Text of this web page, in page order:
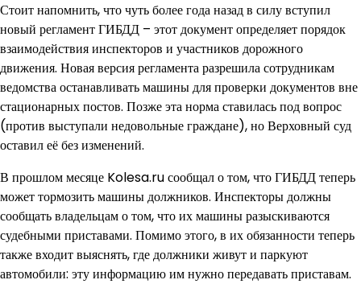
Стоит напомнить, что чуть более года назад в силу вступил
новый регламент ГИБДД – этот документ определяет порядок
взаимодействия инспекторов и участников дорожного
движения. Новая версия регламента разрешила сотрудникам
ведомства останавливать машины для проверки документов вне
стационарных постов. Позже эта норма ставилась под вопрос
(против выступали недовольные граждане), но Верховный суд
оставил её без изменений.
В прошлом месяце Kolesa.ru сообщал о том, что ГИБДД теперь
может тормозить машины должников. Инспекторы должны
сообщать владельцам о том, что их машины разыскиваются
судебными приставами. Помимо этого, в их обязанности теперь
также входит выяснять, где должники живут и паркуют
автомобили: эту информацию им нужно передавать приставам.